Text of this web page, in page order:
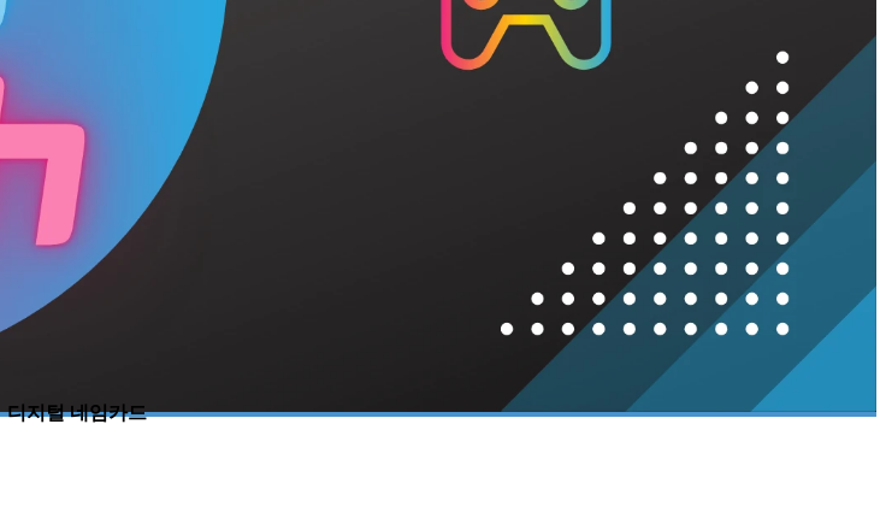
디지털 네임카드